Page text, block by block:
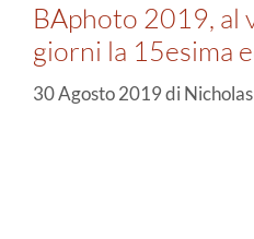
BAphoto 2019, al
giorni la 15esima
30 Agosto 2019di